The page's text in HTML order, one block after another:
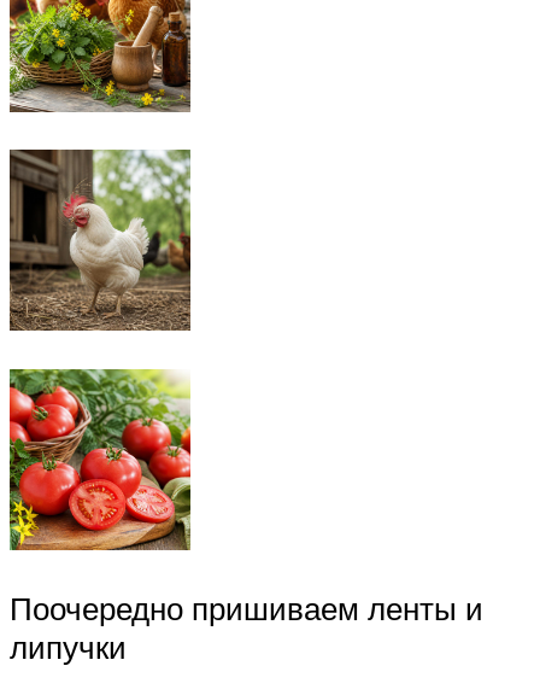
Поочередно пришиваем ленты и
липучки